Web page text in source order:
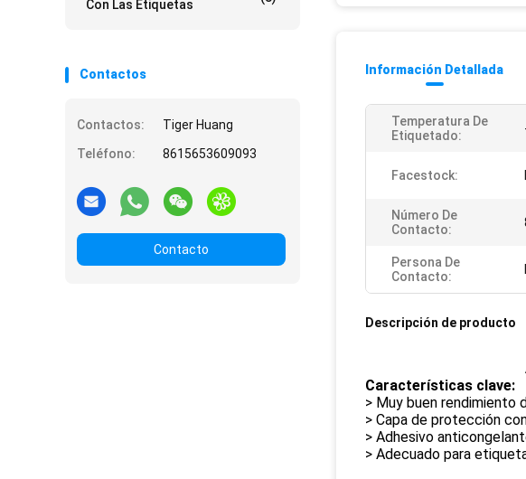
Con Las Etiquetas
Contactos
Contactos:
Tiger Huang
Teléfono:
8615653609093
Contacto
Información Detallada
Temperatura De
Etiquetado:
Facestock:
Número De
Contacto:
Persona De
Contacto:
Descripción de producto
Características clave:
> Muy buen rendimiento
> Capa de protección
> Adhesivo
> Adecuado para